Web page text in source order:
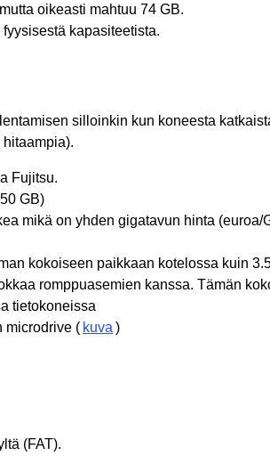
oikeasti mahtuu 74 GB.
kapasiteetista.
silloinkin kun koneesta
Fujitsu.
GB)
mikä on yhden gigatavun hinta (euroa/
kokoiseen paikkaan kotelossa kuin
romppuasemien kanssa. Tämän
tietokoneissa
microdrive ( kuva )
(FAT).